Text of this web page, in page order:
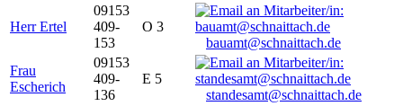
Herr Ertel
09153
409-
153
O 3
bauamt@schnaittach.de
Frau
Escherich
09153
409-
136
E 5
standesamt@schnaittach.de